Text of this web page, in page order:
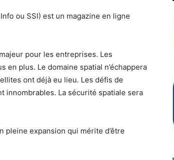
Cybersecurity
ou SSI) est un magazine en ligne
pour les entreprises. Les
plus. Le domaine spatial n’échappera
ont déjà eu lieu. Les défis de
innombrables. La sécurité spatiale sera
pleine expansion qui mérite d’être